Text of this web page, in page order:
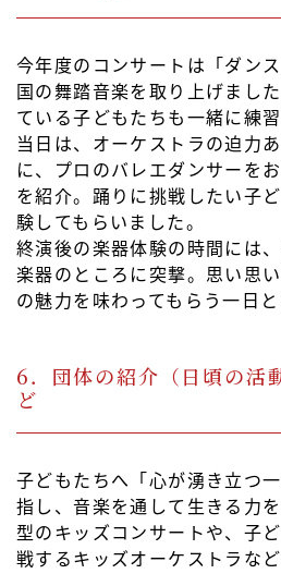
今年度のコンサートは「ダン
国の舞踏音楽を取り上げまし
ている子どもたちも一緒に練
当日は、オーケストラの迫力
に、プロのバレエダンサーを
を紹介。踊りに挑戦したい子
験してもらいました。
終演後の楽器体験の時間には
楽器のところに突撃。思い思
の魅力を味わってもらう一日と
6．団体の紹介（日頃の活
ど
子どもたちへ「心が湧き立つ
指し、音楽を通して生きる力
型のキッズコンサートや、子
戦するキッズオーケストラな